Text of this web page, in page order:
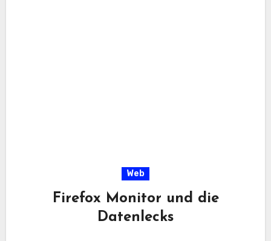
Web
Firefox Monitor und die
Datenlecks